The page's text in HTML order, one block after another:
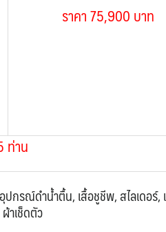
ราคา 75,900 บาท
ท่าน
อุปกรณ์ดำน้ำตื้น,เสื้อชูชีพ, สไลเดอร์,
าเช็ดตัว